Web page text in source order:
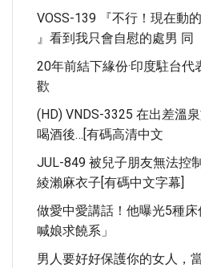
VOSS-139 『不行！現在動
』看到我只會自慰的處男 同
20年前結下緣份·印度駐台
歡
(HD) VNDS-3325 在出差溫
喝酒後…[有碼高清中文
JUL-849 被兒子朋友無法控
綾瀨麻衣子[有碼中文字幕]
做愛中愛講話！他曝光5種
喊娘求饒系」
男人要好好保護你的女人，